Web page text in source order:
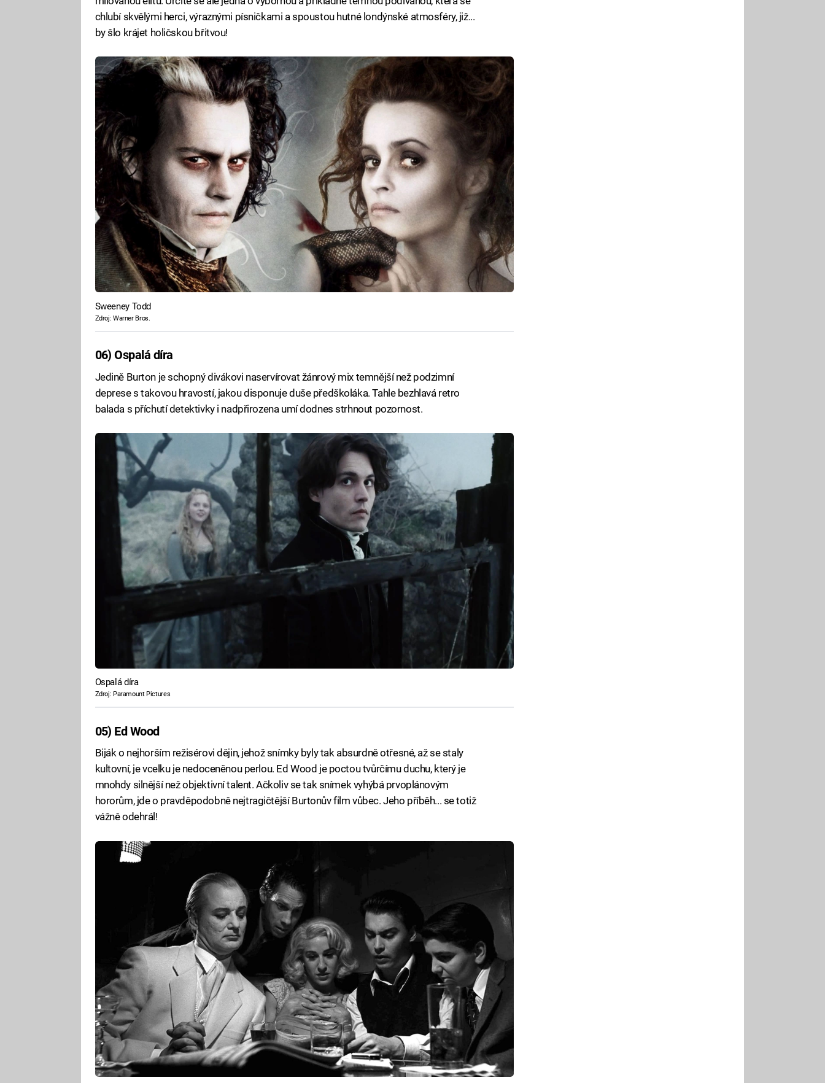
chlubí skvělými herci, výraznými písničkami a spoustou hutné londýnské atmosféry, již...
by šlo krájet holičskou břitvou!
Sweeney Todd
Zdroj: Warner Bros.
06) Ospalá díra
Jedině Burton je schopný divákovi naservírovat žánrový mix temnější než podzimní
deprese s takovou hravostí, jakou disponuje duše předškoláka. Tahle bezhlavá retro
balada s příchutí detektivky i nadpřirozena umí dodnes strhnout pozornost.
Ospalá díra
Zdroj: Paramount Pictures
05) Ed Wood
Biják o nejhorším režisérovi dějin, jehož snímky byly tak absurdně otřesné, až se staly
kultovní, je vcelku je nedoceněnou perlou. Ed Wood je poctou tvůrčímu duchu, který je
mnohdy silnější než objektivní talent. Ačkoliv se tak snímek vyhýbá prvoplánovým
hororům, jde o pravděpodobně nejtragičtější Burtonův film vůbec. Jeho příběh... se totiž
vážně odehrál!